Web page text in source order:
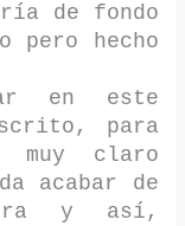
de fondo
pero hecho
en este
para
muy claro
acabar de
y así,